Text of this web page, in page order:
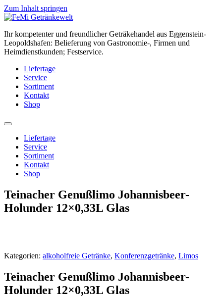
Zum Inhalt springen
Ihr kompetenter und freundlicher Geträkehandel aus Eggenstein-
Leopoldshafen: Belieferung von Gastronomie-, Firmen und
Heimdienstkunden; Festservice.
Liefertage
Service
Sortiment
Kontakt
Shop
Liefertage
Service
Sortiment
Kontakt
Shop
Teinacher Genußlimo Johannisbeer-
Holunder 12×0,33L Glas
Kategorien: alkoholfreie Getränke, Konferenzgetränke, Limos
Teinacher Genußlimo Johannisbeer-
Holunder 12×0,33L Glas